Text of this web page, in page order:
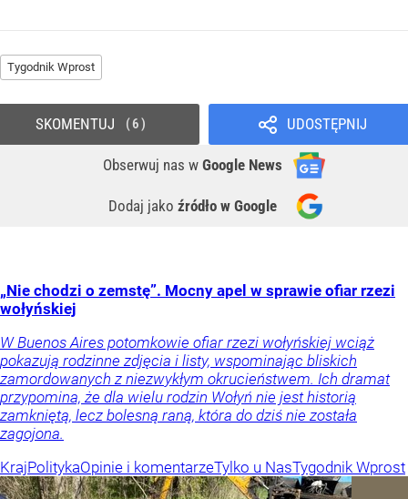
Tygodnik Wprost
UDOSTĘPNIJ
Obserwuj nas w Google News
Dodaj jako źródło w Google
SKOMENTUJ 6
„Nie chodzi o zemstę”. Mocny apel w sprawie ofiar rzezi
wołyńskiej
W Buenos Aires potomkowie ofiar rzezi wołyńskiej wciąż
pokazują rodzinne zdjęcia i listy, wspominając bliskich
zamordowanych z niezwykłym okrucieństwem. Ich dramat
przypomina, że dla wielu rodzin Wołyń nie jest historią
zamkniętą, lecz bolesną raną, która do dziś nie została
zagojona.
KrajPolitykaOpinie i komentarzeTylko u NasTygodnik Wprost